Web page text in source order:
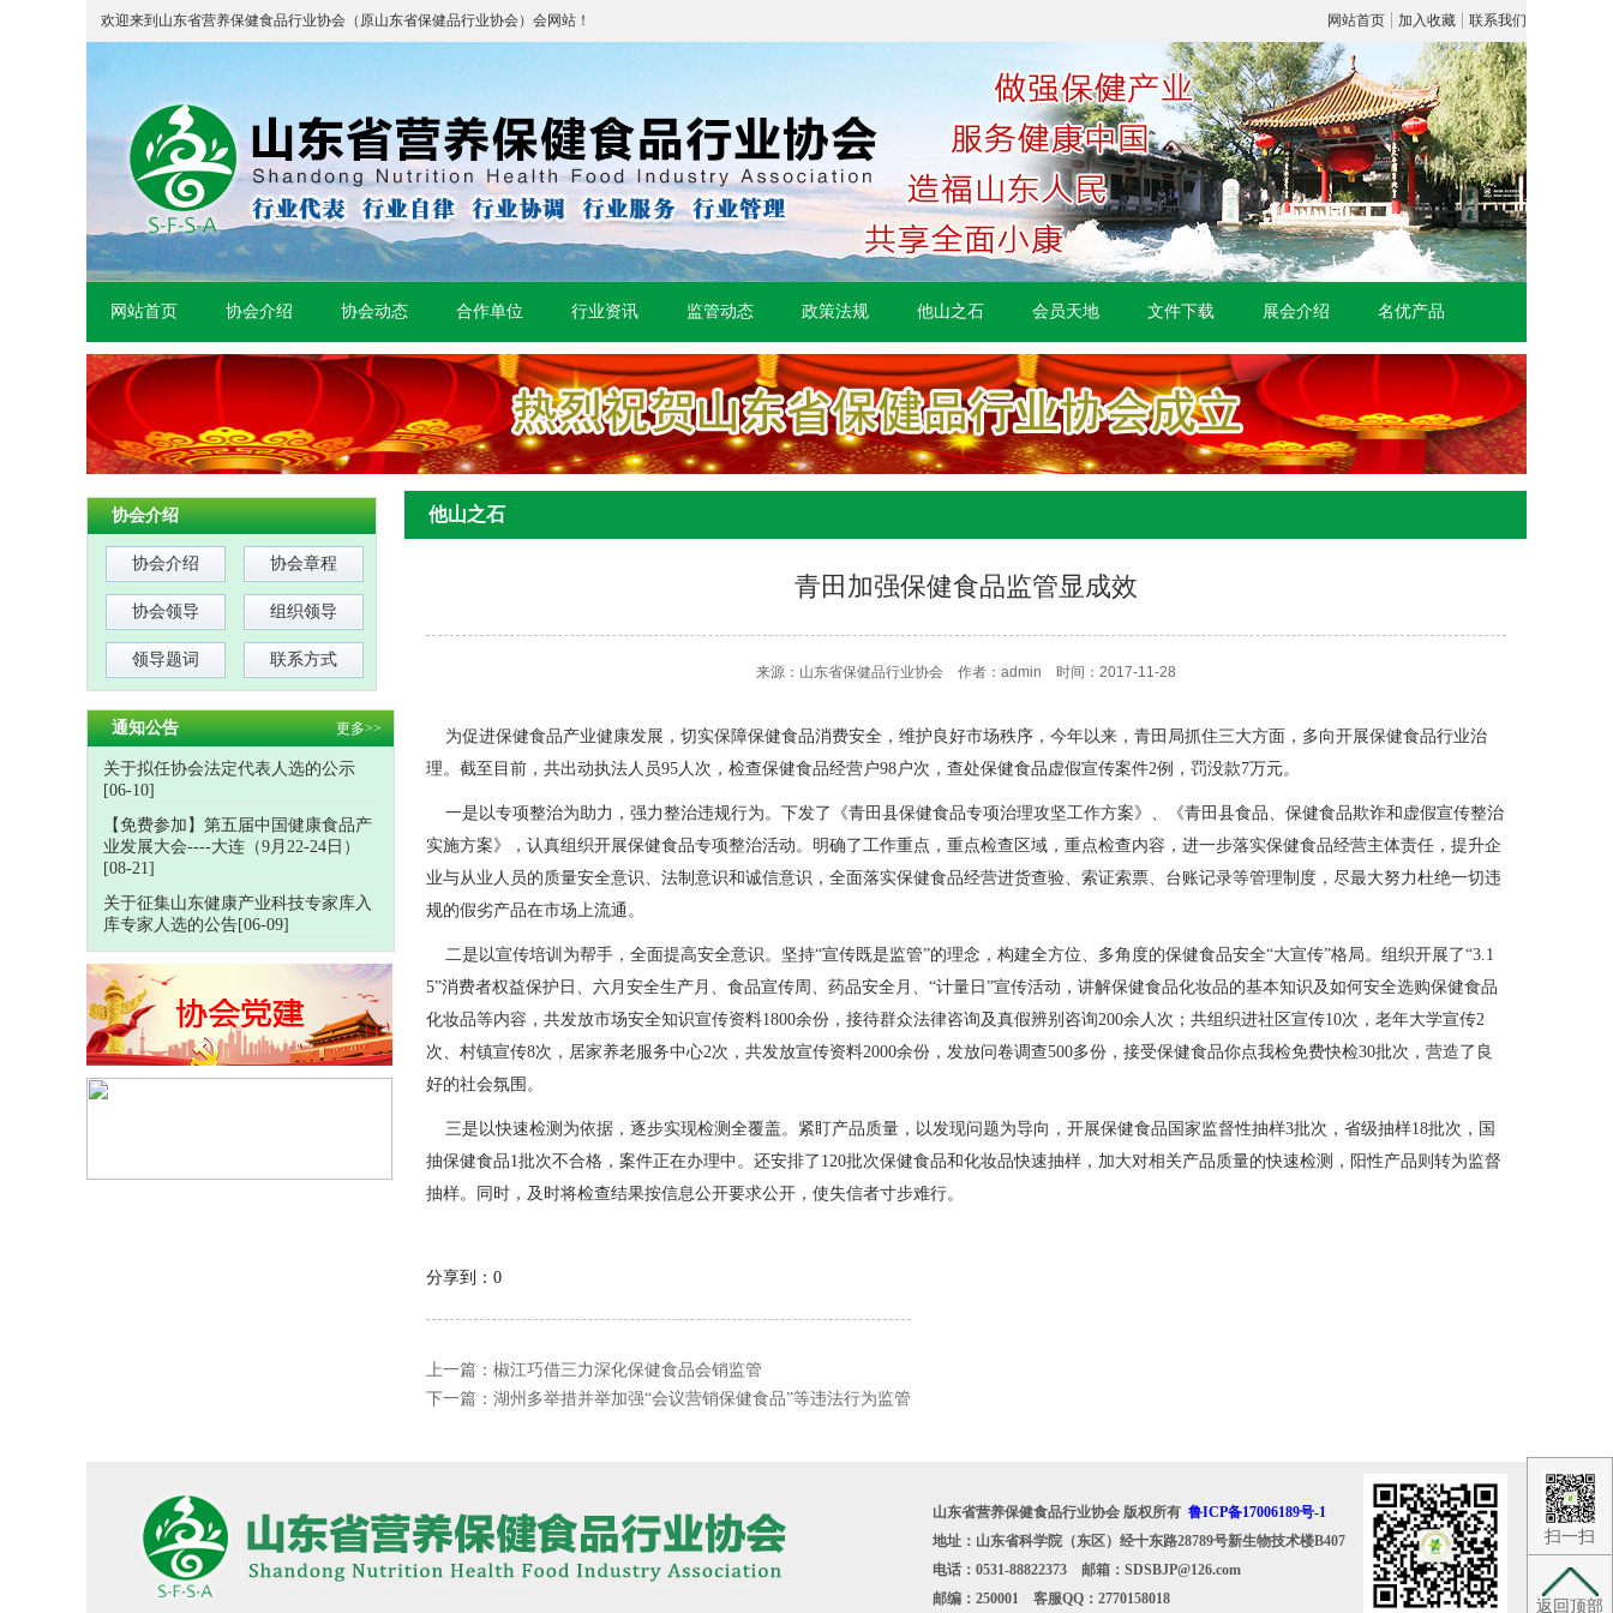
欢迎来到山东省营养保健食品行业协会（原山东省保健品行业协会）会网站！ 网站首页 | 加入收藏 | 联系我们
网站首页 协会介绍 协会动态 合作单位 行业资讯 监管动态 政策法规 他山之石 会员天地 文件下载 展会介绍 名优产品
协会介绍
协会介绍 协会章程
协会领导 组织领导
领导题词 联系方式
通知公告 更多>>
关于拟任协会法定代表人选的公示
[06-10]
【免费参加】第五届中国健康食品产
业发展大会----大连（9月22-24日）
[08-21]
关于征集山东健康产业科技专家库入
库专家人选的公告[06-09]
他山之石
青田加强保健食品监管显成效
来源：山东省保健品行业协会 作者：admin 时间：2017-11-28
为促进保健食品产业健康发展，切实保障保健食品消费安全，维护良好市场秩序，今年以来，青田局抓住三大方面，多向开展保健食品行业治
理。截至目前，共出动执法人员95人次，检查保健食品经营户98户次，查处保健食品虚假宣传案件2例，罚没款7万元。
一是以专项整治为助力，强力整治违规行为。下发了《青田县保健食品专项治理攻坚工作方案》、《青田县食品、保健食品欺诈和虚假宣传整治
实施方案》，认真组织开展保健食品专项整治活动。明确了工作重点，重点检查区域，重点检查内容，进一步落实保健食品经营主体责任，提升企
业与从业人员的质量安全意识、法制意识和诚信意识，全面落实保健食品经营进货查验、索证索票、台账记录等管理制度，尽最大努力杜绝一切违
规的假劣产品在市场上流通。
二是以宣传培训为帮手，全面提高安全意识。坚持“宣传既是监管”的理念，构建全方位、多角度的保健食品安全“大宣传”格局。组织开展了“3.1
5”消费者权益保护日、六月安全生产月、食品宣传周、药品安全月、“计量日”宣传活动，讲解保健食品化妆品的基本知识及如何安全选购保健食品
化妆品等内容，共发放市场安全知识宣传资料1800余份，接待群众法律咨询及真假辨别咨询200余人次；共组织进社区宣传10次，老年大学宣传2
次、村镇宣传8次，居家养老服务中心2次，共发放宣传资料2000余份，发放问卷调查500多份，接受保健食品你点我检免费快检30批次，营造了良
好的社会氛围。
三是以快速检测为依据，逐步实现检测全覆盖。紧盯产品质量，以发现问题为导向，开展保健食品国家监督性抽样3批次，省级抽样18批次，国
抽保健食品1批次不合格，案件正在办理中。还安排了120批次保健食品和化妆品快速抽样，加大对相关产品质量的快速检测，阳性产品则转为监督
抽样。同时，及时将检查结果按信息公开要求公开，使失信者寸步难行。
分享到： 0
上一篇： 椒江巧借三力深化保健食品会销监管
下一篇： 湖州多举措并举加强“会议营销保健食品”等违法行为监管
山东省营养保健食品行业协会 版权所有 鲁ICP备17006189号-1
地址：山东省科学院（东区）经十东路28789号新生物技术楼B407
电话：0531-88822373 邮箱：SDSBJP@126.com
邮编：250001 客服QQ：2770158018
扫一扫
返回顶部